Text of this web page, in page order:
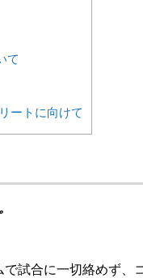
て
ートに向けて
試合に一切絡めず、